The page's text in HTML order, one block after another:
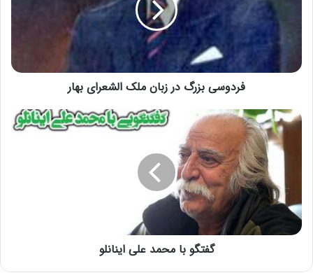
فردوسی بزرگ در زبان ملک الشعرای بهار
گفتگو با محمد علی اینانلو